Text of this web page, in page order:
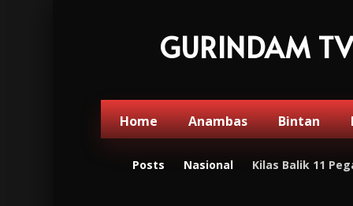
GURINDAM TV
Home Anambas Bintan
Posts Nasional Kilas Balik 11